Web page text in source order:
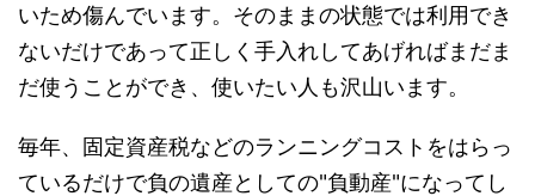
いため傷んでいます。そのままの状態では利用でき
ないだけであって正しく手入れしてあげればまだま
だ使うことができ、使いたい人も沢山います。
毎年、固定資産税などのランニングコストをはらっ
ているだけで負の遺産としての"負動産"になってし